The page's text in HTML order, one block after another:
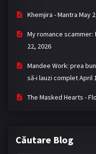
Khemjira - Mantra May
My romance
22, 2026
Mandee Work: prea
să-i lauzi completApril
The Masked Hearts -
Căutare Blog